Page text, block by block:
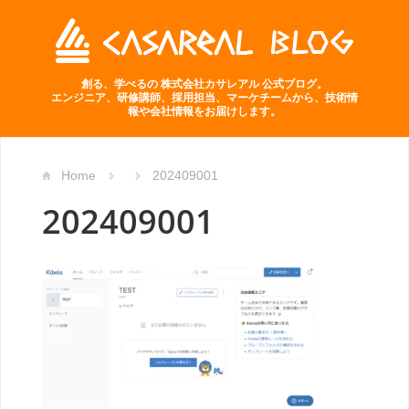
創る、学べるの 株式会社カサレアル 公式ブログ。
エンジニア、研修講師、採用担当、マーケチームから、技術情
報や会社情報をお届けします。
Home 202409001
202409001